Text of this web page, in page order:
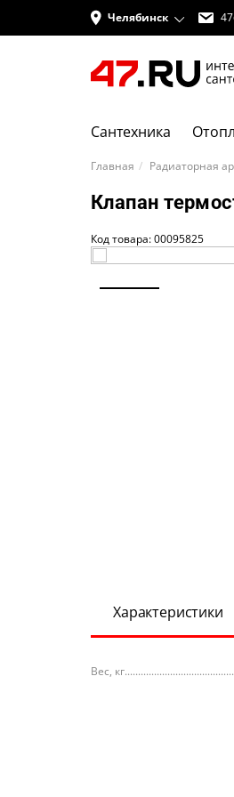
Челябинск
Сантехника
Главная Радиаторная
Клапан
Код товара: 00095825
Характеристики
Вес, кг